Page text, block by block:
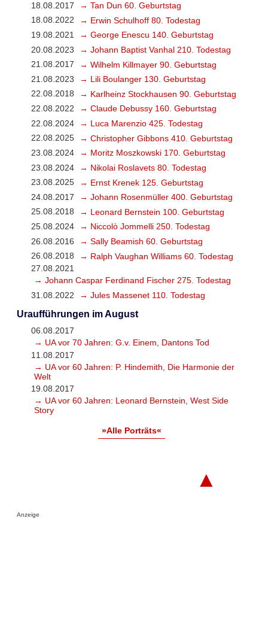
18.08.2017
→ Tan Dun 60. Geburtstag
18.08.2022
→ Erwin Schulhoff 80. Todestag
19.08.2021
→ George Enescu 140. Geburtstag
20.08.2023
→ Johann Baptist Vanhal 210. Todestag
21.08.2017
→ Wilhelm Killmayer 90. Geburtstag
21.08.2023
→ Lili Boulanger 130. Geburtstag
22.08.2018
→ Karlheinz Stockhausen 90. Geburtstag
22.08.2022
→ Claude Debussy 160. Geburtstag
22.08.2024
→ Luca Marenzio 425. Todestag
22.08.2025
→ Christopher Gibbons 410. Geburtstag
23.08.2024
→ Moritz Moszkowski 170. Geburtstag
23.08.2024
→ Nikolai Roslavets 80. Todestag
23.08.2025
→ Ernst Krenek 125. Geburtstag
24.08.2017
→ Johann Rosenmüller 400. Geburtstag
25.08.2018
→ Leonard Bernstein 100. Geburtstag
25.08.2024
→ Niccolò Jommelli 250. Todestag
26.08.2016
→ Sally Beamish 60. Geburtstag
26.08.2018
→ Ralph Vaughan Williams 60. Todestag
27.08.2021
→ Johann Caspar Ferdinand Fischer 275. Todestag
31.08.2022
→ Jules Massenet 110. Todestag
Uraufführungen im August
06.08.2017
→ UA vor 70 Jahren: G.v. Einem, Dantons Tod
11.08.2017
→ UA vor 60 Jahren: P. Hindemith, Die Harmonie der
Welt
19.08.2017
→ UA vor 60 Jahren: Leonard Bernstein, West Side
Story
»Alle Porträts«
▲
Anzeige